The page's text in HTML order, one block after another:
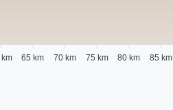
65 km 70 km 75 km 80 km 85 km